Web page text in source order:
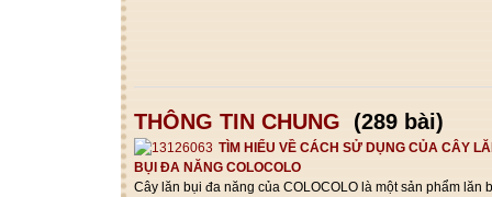
THÔNG TIN CHUNG (289 bài)
TÌM HIỂU VỀ CÁCH SỬ DỤNG CỦA CÂY
BỤI ĐA NĂNG COLOCOLO
Cây lăn bụi đa năng của COLOCOLO là một sản phẩm lăn